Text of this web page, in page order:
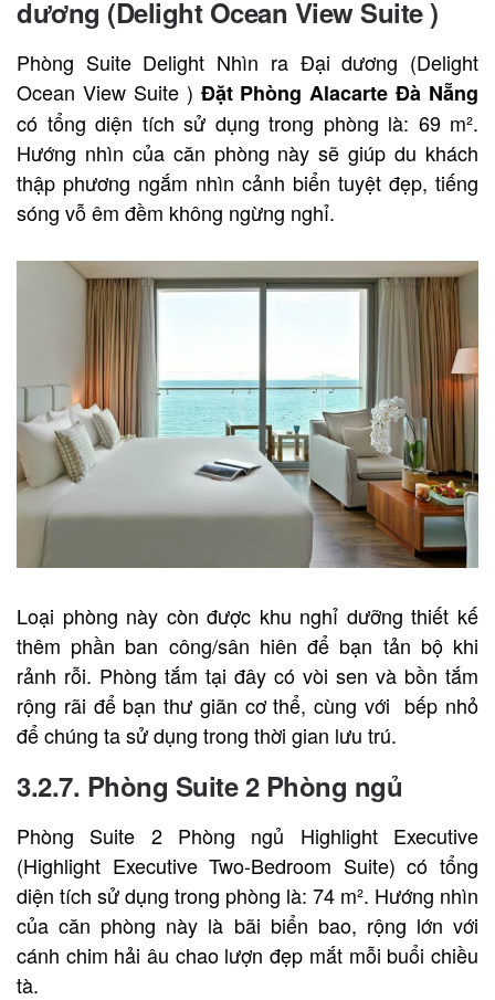
dương (Delight Ocean View Suite )
Phòng Suite Delight Nhìn ra Đại dương (Delight
Ocean View Suite ) Đặt Phòng Alacarte Đà Nẵng
có tổng diện tích sử dụng trong phòng là: 69 m².
Hướng nhìn của căn phòng này sẽ giúp du khách
thập phương ngắm nhìn cảnh biển tuyệt đẹp, tiếng
sóng vỗ êm đềm không ngừng nghỉ.
Loại phòng này còn được khu nghỉ dưỡng thiết kế
thêm phần ban công/sân hiên để bạn tản bộ khi
rảnh rỗi. Phòng tắm tại đây có vòi sen và bồn tắm
rộng rãi để bạn thư giãn cơ thể, cùng với bếp nhỏ
để chúng ta sử dụng trong thời gian lưu trú.
3.2.7. Phòng Suite 2 Phòng ngủ
Phòng Suite 2 Phòng ngủ Highlight Executive
(Highlight Executive Two-Bedroom Suite) có tổng
diện tích sử dụng trong phòng là: 74 m². Hướng nhìn
của căn phòng này là bãi biển bao, rộng lớn với
cánh chim hải âu chao lượn đẹp mắt mỗi buổi chiều
tà.